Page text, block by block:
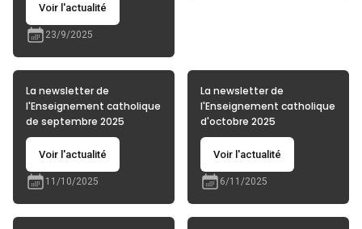
Voir l'actualité
23/9/2025
La newsletter de
l'Enseignement catholique
de septembre 2025
Voir l'actualité
11/10/2025
La newsletter de
l'Enseignement catholique
d'octobre 2025
Voir l'actualité
6/11/2025